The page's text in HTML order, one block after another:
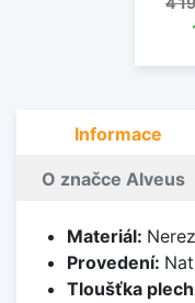
Informace
O značce Alveus
Materiál:
Provedení:
Tloušťka